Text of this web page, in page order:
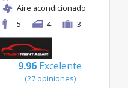
Aire acondicionado
5
4 3
9.96 Excelente
(27 opiniones)